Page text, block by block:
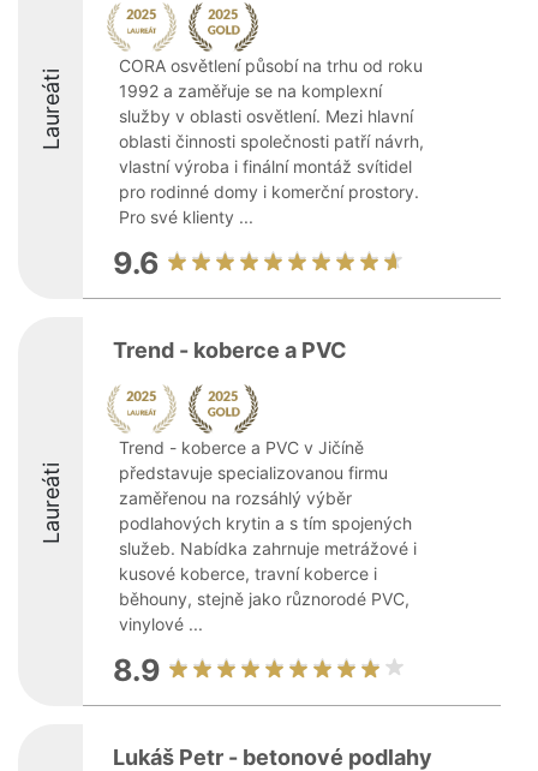
Laureáti
CORA osvětlení působí na trhu od roku
1992 a zaměřuje se na komplexní
služby v oblasti osvětlení. Mezi hlavní
oblasti činnosti společnosti patří návrh,
vlastní výroba i finální montáž svítidel
pro rodinné domy i komerční prostory.
Pro své klienty ...
9.6
Laureáti
Trend - koberce a PVC
Trend - koberce a PVC v Jičíně
představuje specializovanou firmu
zaměřenou na rozsáhlý výběr
podlahových krytin a s tím spojených
služeb. Nabídka zahrnuje metrážové i
kusové koberce, travní koberce i
běhouny, stejně jako různorodé PVC,
vinylové ...
8.9
Lukáš Petr - betonové podlahy